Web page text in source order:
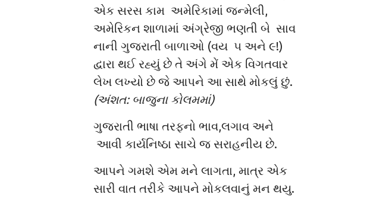
એક સરસ કામ અમેરિકામાં જન્મેલી,
અમેરિકન શાળામાં અંગ્રેજી ભણતી બે સાવ
નાની ગુજરાતી બાળાઓ (વય ૫ અને ૯!)
દ્વારા થઈ રહ્યું છે તે અંગે મેં એક વિગતવાર
લેખ લખ્યો છે જે આપને આ સાથે મોકલું છું.
(અંશત: બાજુના કોલમમાં)
ગુજરાતી ભાષા તરફનો ભાવ,લગાવ અને
આવી કાર્યનિષ્ઠા સાચે જ સરાહનીય છે.
આપને ગમશે એમ મને લાગતા, માત્ર એક
સારી વાત તરીકે આપને મોકલવાનું મન થયુ.